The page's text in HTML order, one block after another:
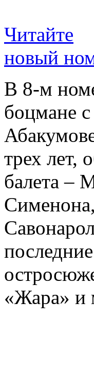
Читайте
новый
В 8-м
боцмане
трех лет,
балета –
«Жара» и